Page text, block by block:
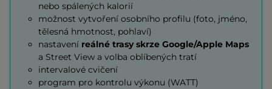
nebo spálených kalorií
možnost vytvoření osobního profilu (foto, jméno,
tělesná hmotnost, pohlaví)
nastavení reálné trasy skrze Google/Apple Maps
a Street View a volba oblíbených tratí
intervalové cvičení
program pro kontrolu výkonu (WATT)